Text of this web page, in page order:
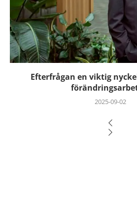
Efterfrågan en viktig
2025-09-02